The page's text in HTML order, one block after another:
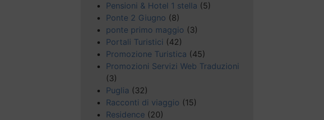
Pensioni & Hotel 1 stella (5)
Ponte 2 Giugno (8)
ponte primo maggio (3)
Portali Turistici (42)
Promozione Turistica (45)
Promozioni Servizi Web Traduzioni
(3)
Puglia (32)
Racconti di viaggio (15)
Residence (20)